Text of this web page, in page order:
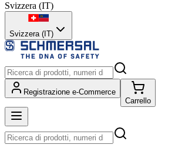
Svizzera (IT)
Svizzera (IT)
Registrazione e-Commerce
Carrello